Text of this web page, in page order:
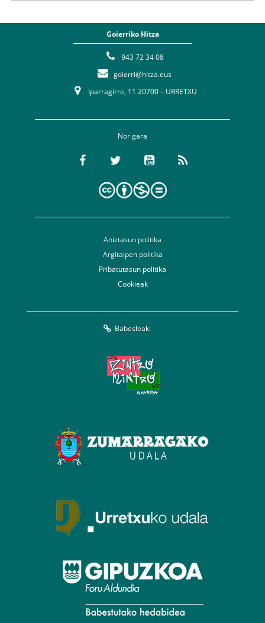
Goierriko Hitza
943 72 34 08
goierri@hitza.eus
Iparragirre, 11 20700 – URRETXU
Nor gara
Aniztasun politika
Argitalpen politika
Pribatutasun politika
Cookieak
Babesleak: